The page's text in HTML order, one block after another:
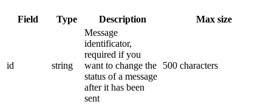
Field Type Description Max size
id string
Message
identificator,
required if you
want to change the
status of a message
after it has been
sent
500 characters